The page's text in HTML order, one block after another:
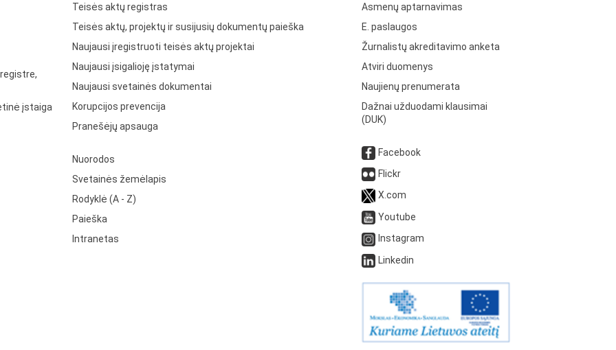
įstaiga
Teisės aktų registras
Teisės aktų, projektų ir susijusių dokumentų paieška
Naujausi įregistruoti teisės aktų projektai
Naujausi įsigalioję įstatymai
Naujausi svetainės dokumentai
Korupcijos prevencija
Pranešėjų apsauga
Nuorodos
Svetainės žemėlapis
Rodyklė (A - Z)
Paieška
Intranetas
Asmenų aptarnavimas
E. paslaugos
Žurnalistų akreditavimo anketa
Atviri duomenys
Naujienų prenumerata
Dažnai užduodami klausimai
(DUK)
Facebook
Flickr
X.com
Youtube
Instagram
Linkedin